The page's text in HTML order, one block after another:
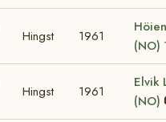
Hingst 1961
(NO)
Hingst 1961
Elvik
(NO)